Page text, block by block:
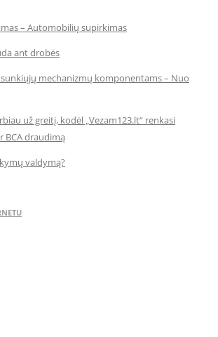
– Automobilių supirkimas
ant drobės
mechanizmų komponentams – Nuo
už greitį, kodėl „Vezam123.lt“ renkasi
BCA draudimą
valdymą?